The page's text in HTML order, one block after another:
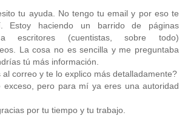
tu ayuda. No tengo tu email y por eso te
Estoy haciendo un barrido de páginas
escritores (cuentistas, sobre todo)
La cosa no es sencilla y me preguntaba
tú más información.
al correo y te lo explico más detalladamente?
exceso, pero para mí ya eres una autoridad
por tu tiempo y tu trabajo.